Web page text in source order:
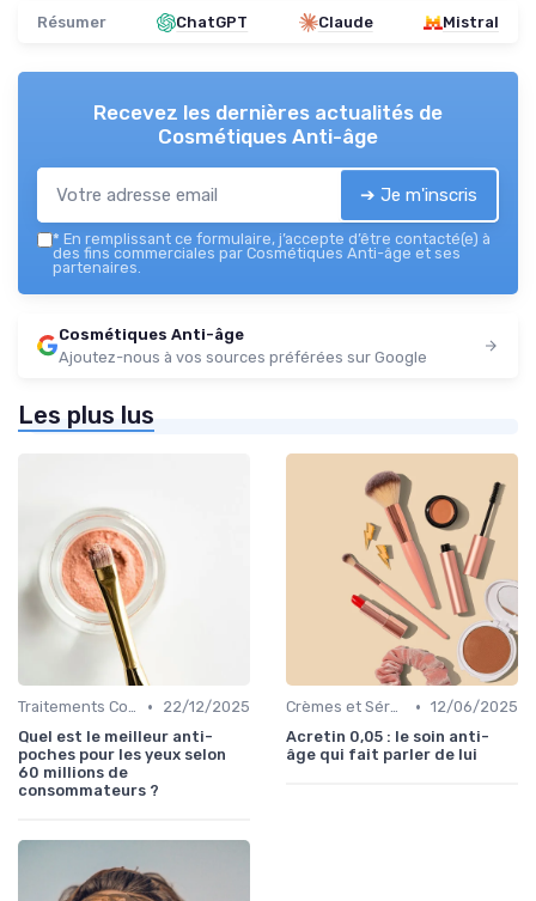
Résumer ChatGPT Claude Mistral
Recevez les dernières actualités de
Cosmétiques Anti-âge
➔ Je m'inscris
* En remplissant ce formulaire, j’accepte d’être contacté(e) à
des fins commerciales par Cosmétiques Anti-âge et ses
partenaires.
Cosmétiques Anti-âge
Ajoutez-nous à vos sources préférées sur Google
Les plus lus
Traitements Contour des Yeux •
22/12/2025
Quel est le meilleur anti-
poches pour les yeux selon
60 millions de
consommateurs ?
Crèmes et Sérums Anti-Rides • 12/06/2025
Acretin 0,05 : le soin anti-
âge qui fait parler de lui